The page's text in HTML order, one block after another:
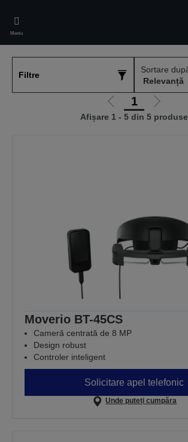
main
content
Meniu
Filtre
Sortare
Mergi
la
1
Mergi
la
Afișare 1 - 5 din 5 produse
Moverio BT-45CS
Cameră centrată de 8 MP
Design robust
Controler inteligent
Solicitare apel telefonic
Unde puteți cumpăra